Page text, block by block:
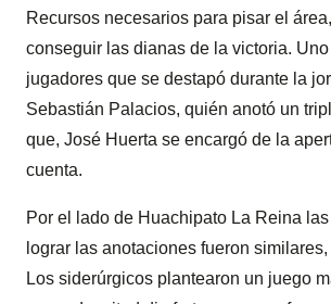
Recursos necesarios para pisar el
conseguir las dianas de la victoria.
jugadores que se destapó durante la
Sebastián Palacios, quién anotó un
que, José Huerta se encargó de la
cuenta.
Por el lado de Huachipato La Reina
lograr las anotaciones fueron
Los siderúrgicos plantearon un juego